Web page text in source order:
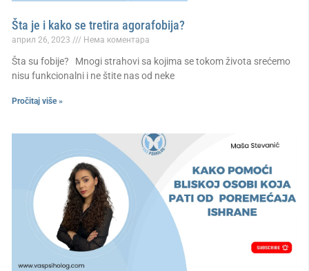
Šta je i kako se tretira agorafobija?
април 26, 2023 Нема коментара
Šta su fobije? Mnogi strahovi sa kojima se tokom života srećemo
nisu funkcionalni i ne štite nas od neke
Pročitaj više »